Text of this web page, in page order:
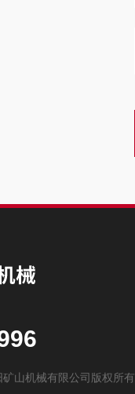
山机械有限公司版权所有